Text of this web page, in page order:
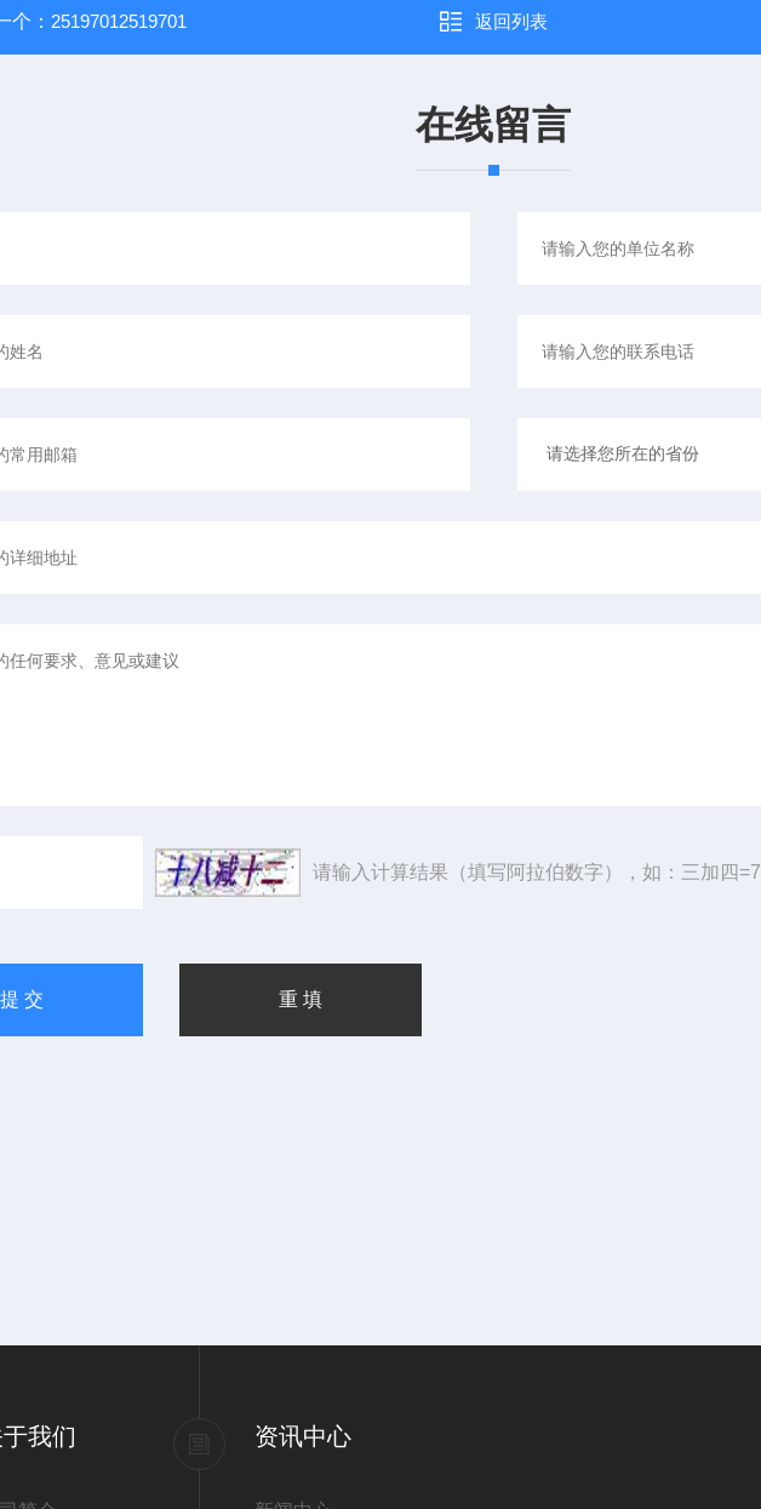
个： 25197012519701 返回列表
在线留言
请输入计算结果（填写阿拉伯数字），如：三加四=7
我们 资讯中心